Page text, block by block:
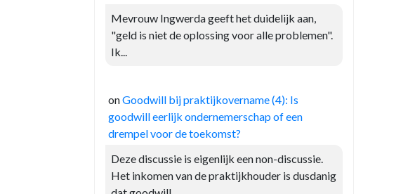
Mevrouw Ingwerda geeft het duidelijk aan,
"geld is niet de oplossing voor alle problemen".
Ik...
onGoodwill bij praktijkovername (4): Is
goodwill eerlijk ondernemerschap of een
drempel voor de toekomst?
Deze discussie is eigenlijk een non-discussie.
Het inkomen van de praktijkhouder is dusdanig